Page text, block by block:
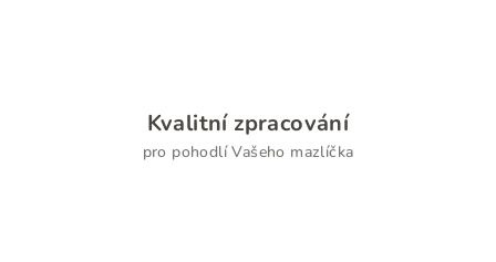
Kvalitní zpracování
pro pohodlí Vašeho mazlíčka